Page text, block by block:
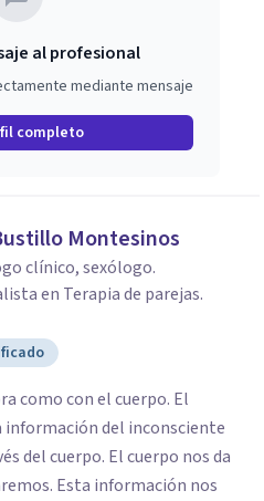
al profesional
mediante mensaje
completo
Montesinos
clínico, sexólogo.
en Terapia de parejas.
como con el cuerpo. El
información del inconsciente
del cuerpo. El cuerpo nos da
Esta información nos